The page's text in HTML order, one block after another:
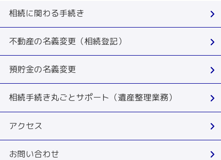
相続に関わる手続き
不動産の名義変更（相続登記）
預貯金の名義変更
相続手続き丸ごとサポート（遺産整理業務）
アクセス
お問い合わせ